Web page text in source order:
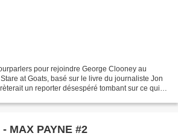
pour rejoindre George Clooney au
at Goats, basé sur le livre du journaliste Jon
un reporter désespéré tombant sur ce qui
MAX PAYNE #2